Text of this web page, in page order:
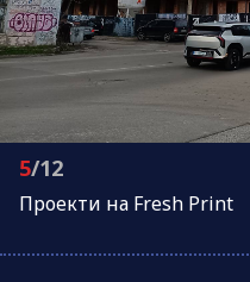
5/12
Проeкти на Fresh Print